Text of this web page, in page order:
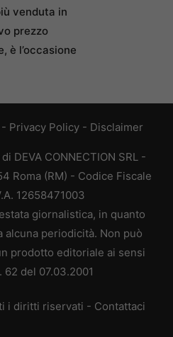
venduta in
prezzo
è l’occasione
- Privacy Policy - Disclaimer
DEVA CONNECTION SRL -
Roma (RM) - Codice Fiscale
12658471003
giornalistica, in quanto
alcuna periodicità. Non può
prodotto editoriale ai sensi
62 del 07.03.2001
i diritti riservati - Contattaci